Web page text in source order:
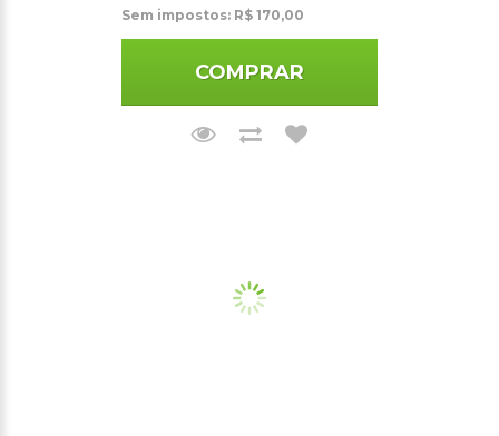
Sem impostos: R$ 170,00
COMPRAR